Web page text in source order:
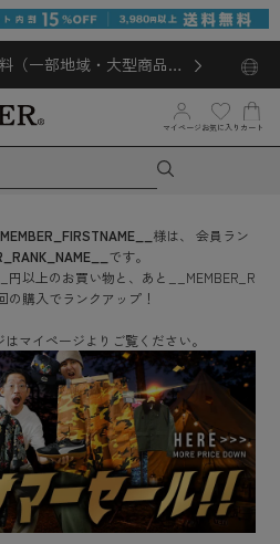
（一部地域・大型商品対
マイページ お気に入り カート
様は、
会員ラン
です。
円以上のお買い物と、あと
__MEMBER_R
の購入でランクアップ！
マイページよりご覧ください。